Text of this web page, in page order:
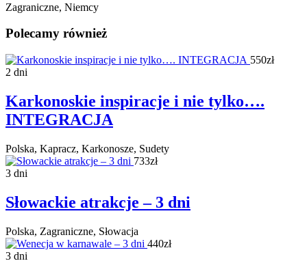
Zagraniczne, Niemcy
Polecamy również
550zł
2 dni
Karkonoskie inspiracje i nie tylko….
INTEGRACJA
Polska, Kapracz, Karkonosze, Sudety
733zł
3 dni
Słowackie atrakcje – 3 dni
Polska, Zagraniczne, Słowacja
440zł
3 dni